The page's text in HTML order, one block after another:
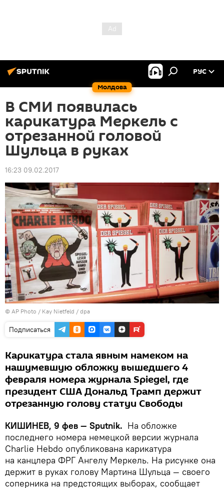
Молдова
РУС
В СМИ появилась
карикатура Меркель с
отрезанной головой
Шульца в руках
16:23 09.02.2017
© AP Photo / Kay Nietfeld / dpa
Подписаться
Карикатура стала явным намеком на
нашумевшую обложку вышедшего 4
февраля номера журнала Spiegel, где
президент США Дональд Трамп держит
отрезанную голову статуи Свободы
КИШИНЕВ, 9 фев — Sputnik. На обложке
последнего номера немецкой версии журнала
Charlie Hebdo опубликована карикатура
на канцлера ФРГ Ангелу Меркель. На рисунке она
держит в руках голову Мартина Шульца — своего
соперника на предстоящих выборах, сообщает